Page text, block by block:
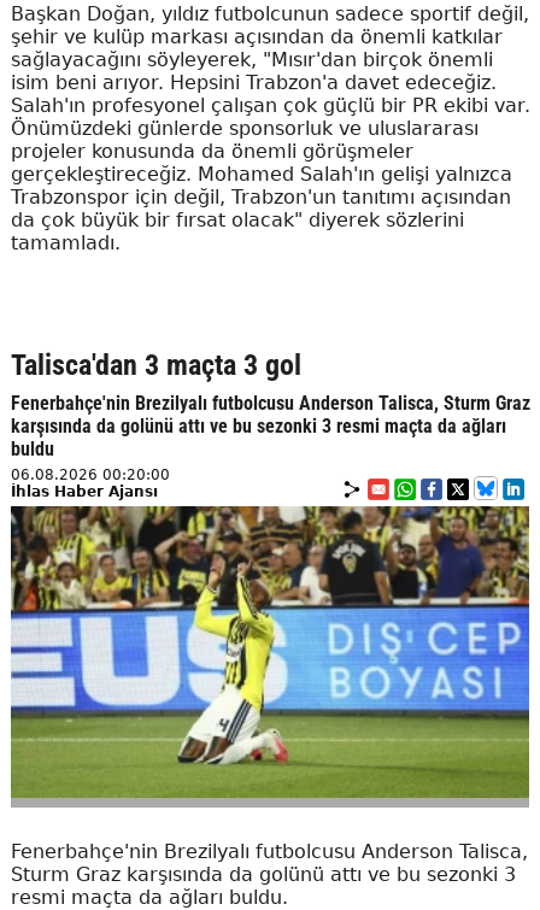
Başkan Doğan, yıldız futbolcunun sadece sportif değil,
şehir ve kulüp markası açısından da önemli katkılar
sağlayacağını söyleyerek, "Mısır'dan birçok önemli
isim beni arıyor. Hepsini Trabzon'a davet edeceğiz.
Salah'ın profesyonel çalışan çok güçlü bir PR ekibi var.
Önümüzdeki günlerde sponsorluk ve uluslararası
projeler konusunda da önemli görüşmeler
gerçekleştireceğiz. Mohamed Salah'ın gelişi yalnızca
Trabzonspor için değil, Trabzon'un tanıtımı açısından
da çok büyük bir fırsat olacak" diyerek sözlerini
tamamladı.
Talisca'dan 3 maçta 3 gol
Fenerbahçe'nin Brezilyalı futbolcusu Anderson Talisca, Sturm Graz
karşısında da golünü attı ve bu sezonki 3 resmi maçta da ağları
buldu
06.08.2026 00:20:00
İhlas Haber Ajansı
Fenerbahçe'nin Brezilyalı futbolcusu Anderson Talisca,
Sturm Graz karşısında da golünü attı ve bu sezonki 3
resmi maçta da ağları buldu.